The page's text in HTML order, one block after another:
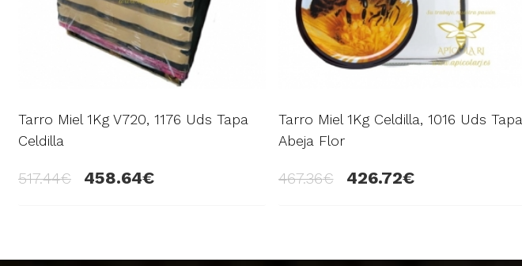
Tarro Miel 1Kg V720, 1176 Uds Tapa
Celdilla
517.44 458.64
Tarro Miel 1Kg Celdilla, 1016 Uds Tapa
Abeja Flor
467.36 426.72